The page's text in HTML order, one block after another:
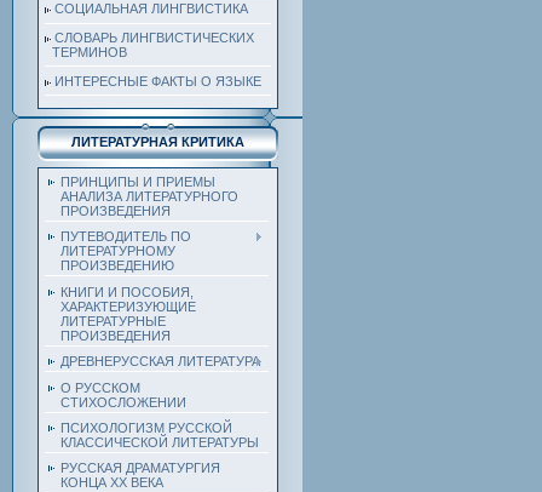
СОЦИАЛЬНАЯ ЛИНГВИСТИКА
СЛОВАРЬ ЛИНГВИСТИЧЕСКИХ
ТЕРМИНОВ
ИНТЕРЕСНЫЕ ФАКТЫ О ЯЗЫКЕ
ЛИТЕРАТУРНАЯ КРИТИКА
ПРИНЦИПЫ И ПРИЕМЫ
АНАЛИЗА ЛИТЕРАТУРНОГО
ПРОИЗВЕДЕНИЯ
ПУТЕВОДИТЕЛЬ ПО
ЛИТЕРАТУРНОМУ
ПРОИЗВЕДЕНИЮ
КНИГИ И ПОСОБИЯ,
ХАРАКТЕРИЗУЮЩИЕ
ЛИТЕРАТУРНЫЕ
ПРОИЗВЕДЕНИЯ
ДРЕВНЕРУССКАЯ ЛИТЕРАТУРА
О РУССКОМ
СТИХОСЛОЖЕНИИ
ПСИХОЛОГИЗМ РУССКОЙ
КЛАССИЧЕСКОЙ ЛИТЕРАТУРЫ
РУССКАЯ ДРАМАТУРГИЯ
КОНЦА ХХ ВЕКА